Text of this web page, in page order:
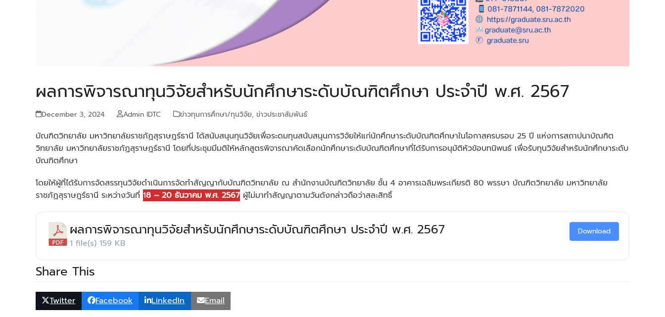
ผลการพิจารณาทุนวิจัยสำหรับนักศึกษาระดับบัณฑิตศึกษา ประจำปี พ.ศ. 2567
December 3, 2024 Admin IDTC ข่าวทุนการศึกษา/ทุนวิจัย, ข่าวประชาสัมพันธ์
บัณฑิตวิทยาลัย มหาวิทยาลัยราชภัฏสุราษฎร์ธานี ได้สนับสนุนทุนวิจัยเพื่อระดมทุนสนับสนุนการวิจัยให้แก่นักศึกษาระดับบัณฑิตศึกษาในโอกาสครบรอบ 25 ปี แห่งการสถาปนาบัณฑิต
วิทยาลัย มหาวิทยาลัยราชภัฏสุราษฎร์ธานี โดยที่ประชุมมีมติให้หลักสูตรพิจารณาคัดเลือกนักศึกษาระดับบัณฑิตศึกษาที่ได้รับการอนุมัติหัวข้อบทนิพนธ์ เพื่อรับทุนวิจัยสำหรับนักศึกษาระดับ
บัณฑิตศึกษา
โดยให้ผู้ที่ได้รับการจัดสรรทุนวิจัยดำเนินการจัดทำสัญญากับบัณฑิตวิทยาลัย ณ สำนักงานบัณฑิตวิทยาลัย ชั้น 4 อาคารเฉลิมพระเกียรติ 80 พรรษา บัณฑิตวิทยาลัย มหาวิทยาลัย
ราชภัฏสุราษฎร์ธานี ระหว่างวันที่ 18 – 20 ธันวาคม พ.ศ. 2567 ผู้ไม่มาทำสัญญาตามวันดังกล่าวถือว่าสละสิทธิ์
ผลการพิจารณาทุนวิจัยสำหรับนักศึกษาระดับบัณฑิตศึกษา ประจำปี พ.ศ. 2567
1 file(s) 159 KB
Download
Share This
Twitter Facebook LinkedIn Email